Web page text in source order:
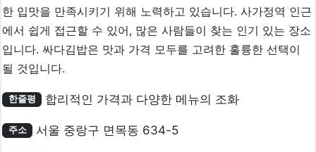
한 입맛을 만족시키기 위해 노력하고 있습니다. 사가정역 인근
에서 쉽게 접근할 수 있어, 많은 사람들이 찾는 인기 있는 장소
입니다. 싸다김밥은 맛과 가격 모두를 고려한 훌륭한 선택이
될 것입니다.
한줄평 합리적인 가격과 다양한 메뉴의 조화
주소 서울 중랑구 면목동 634-5